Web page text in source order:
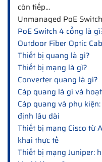
còn tiếp...
Unmanaged PoE
PoE Switch 4 cổng là
Outdoor Fiber Optic
Thiết bị quang là gì?
Thiết bị mạng là gì?
Converter quang là gì?
Cáp quang là gì và
Cáp quang và phụ
định lâu dài
Thiết bị mạng Cisco từ
khai thực tế
Thiết bị mạng Juniper: